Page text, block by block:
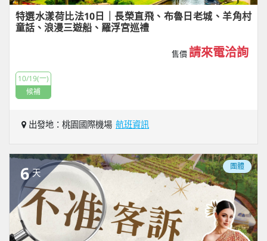
特選水漾荷比法10日｜長榮直飛、布魯日老城、羊角村
童話、浪漫三遊船、羅浮宮巡禮
售價 請來電洽詢
10/19(一)
候補
出發地：桃園國際機場 航班資訊
6 天
團體